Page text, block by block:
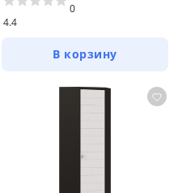
4.4
0
В корзину